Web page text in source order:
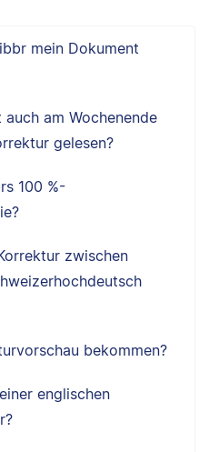
mein Dokument
am Wochenende
gelesen?
100 %-
zwischen
bekommen?
englischen